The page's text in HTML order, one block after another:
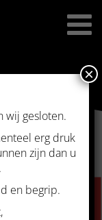
RE 18 inch
wij gesloten.
erg druk
zijn dan u
en begrip.
×